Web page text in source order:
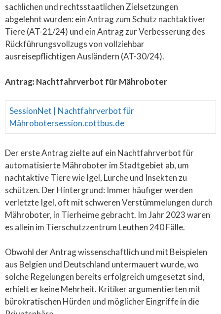
sachlichen und rechtsstaatlichen Zielsetzungen
abgelehnt wurden: ein Antrag zum Schutz nachtaktiver
Tiere (AT-21/24) und ein Antrag zur Verbesserung des
Rückführungsvollzugs von vollziehbar
ausreisepflichtigen Ausländern (AT-30/24).
Antrag: Nachtfahrverbot für Mähroboter
SessionNet | Nachtfahrverbot für
Mährobotersession.cottbus.de
Der erste Antrag zielte auf ein Nachtfahrverbot für
automatisierte Mähroboter im Stadtgebiet ab, um
nachtaktive Tiere wie Igel, Lurche und Insekten zu
schützen. Der Hintergrund: Immer häufiger werden
verletzte Igel, oft mit schweren Verstümmelungen durch
Mähroboter, in Tierheime gebracht. Im Jahr 2023 waren
es allein im Tierschutzzentrum Leuthen 240 Fälle.
Obwohl der Antrag wissenschaftlich und mit Beispielen
aus Belgien und Deutschland untermauert wurde, wo
solche Regelungen bereits erfolgreich umgesetzt sind,
erhielt er keine Mehrheit. Kritiker argumentierten mit
bürokratischen Hürden und möglicher Eingriffe in die